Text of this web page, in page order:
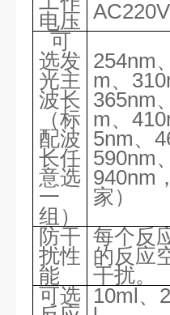
电压
可
选发
光主
波长
（标
配波
长任
意选
一
组）
254nm
m、
365nm
m、
5nm、
590nm
940nm
家）
防干
扰性
能
每个反
的反应
干扰。
可选 10ml、